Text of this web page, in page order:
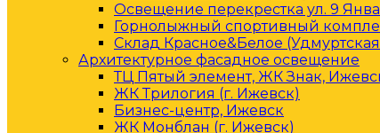
Освещение перекрестка ул. 9
Горнолыжный спортивный
Склад Красное&Белое
Архитектурное фасадное освещение
ТЦ Пятый элемент, ЖК Знак,
ЖК Трилогия (г. Ижевск)
Бизнес-центр, Ижевск
ЖК Монблан (г. Ижевск)